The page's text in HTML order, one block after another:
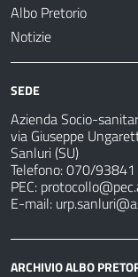
Albo Pretorio
Notizie
SEDE
Azienda Socio-
via Giuseppe
Sanluri (SU)
Telefono: 070/93841
PEC:
E-mail:
ARCHIVIO ALBO